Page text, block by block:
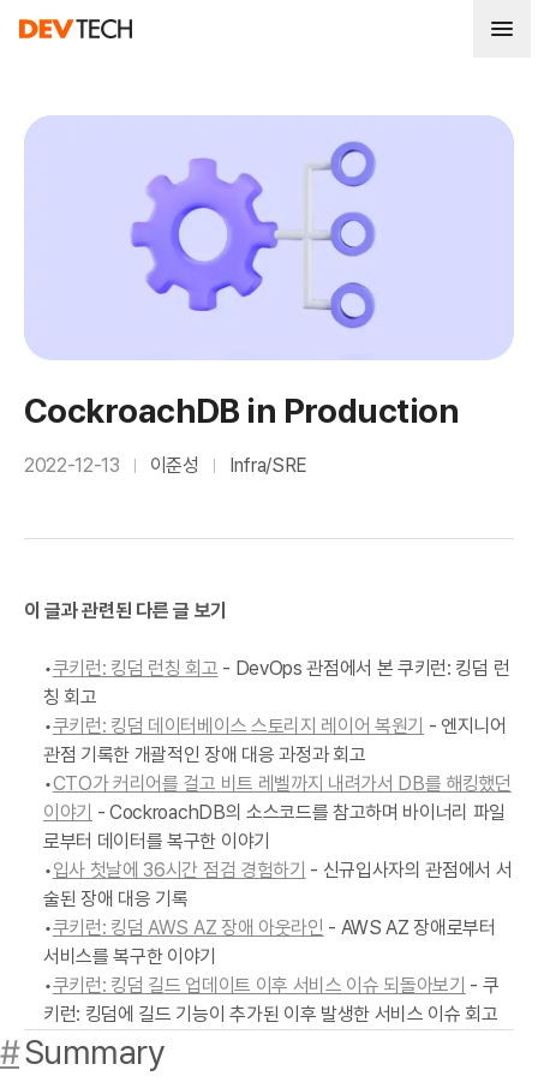
CockroachDB in Production
2022-12-13 이준성 Infra/SRE
이 글과 관련된 다른 글 보기
쿠키런: 킹덤 런칭 회고 - DevOps 관점에서 본 쿠키런: 킹덤 런
칭 회고
쿠키런: 킹덤 데이터베이스 스토리지 레이어 복원기 - 엔지니어
관점 기록한 개괄적인 장애 대응 과정과 회고
CTO가 커리어를 걸고 비트 레벨까지 내려가서 DB를 해킹했던
이야기 - CockroachDB의 소스코드를 참고하며 바이너리 파일
로부터 데이터를 복구한 이야기
입사 첫날에 36시간 점검 경험하기 - 신규입사자의 관점에서 서
술된 장애 대응 기록
쿠키런: 킹덤 AWS AZ 장애 아웃라인 - AWS AZ 장애로부터
서비스를 복구한 이야기
쿠키런: 킹덤 길드 업데이트 이후 서비스 이슈 되돌아보기 - 쿠
키런: 킹덤에 길드 기능이 추가된 이후 발생한 서비스 이슈 회고
#Summary